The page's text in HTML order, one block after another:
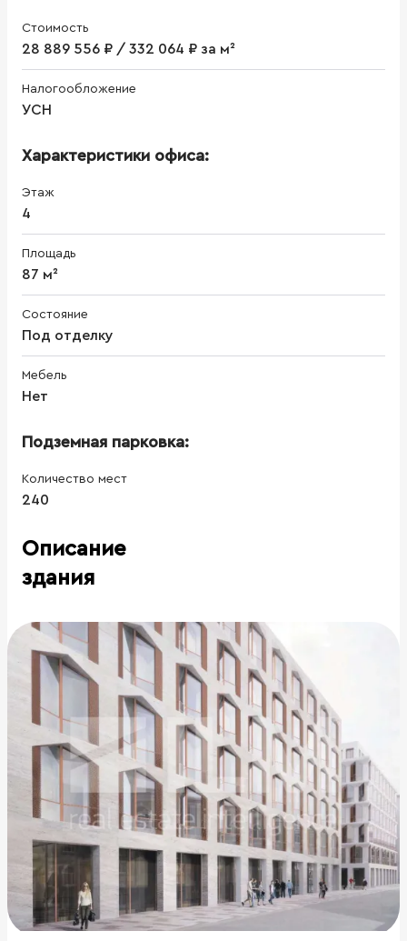
Стоимость
28 889 556 ₽ / 332 064 ₽ за м²
Налогообложение
УСН
Характеристики офиса:
Этаж
4
Площадь
87 м²
Состояние
Под отделку
Мебель
Нет
Подземная парковка:
Количество мест
240
Описание
здания